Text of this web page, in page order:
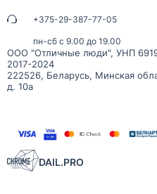
ООО "Отличные люди", УНП
2017-2024
222526, Беларусь, Минская
д. 10а
+375-29-387-77-05
пн-сб с 9.00 до 19.00
DAIL.PRO